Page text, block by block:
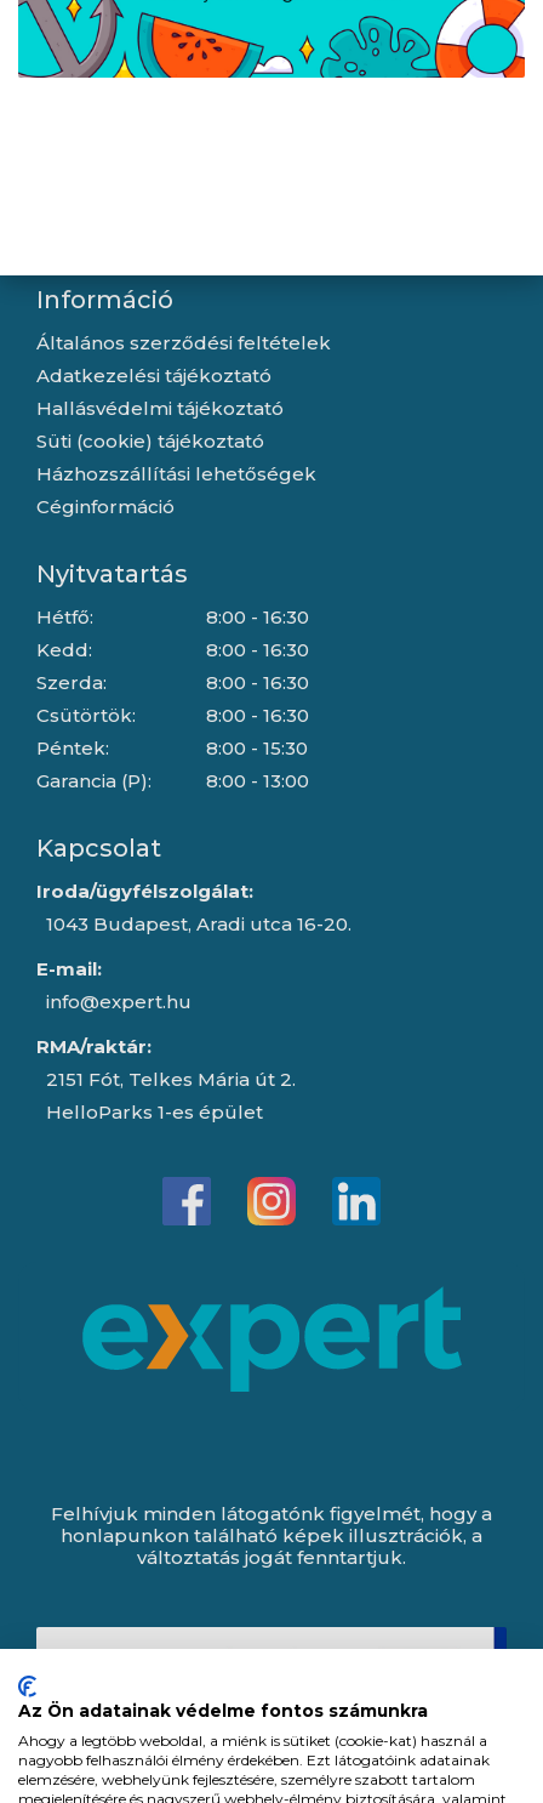
Navigáció
Információ
Általános szerződési feltételek
Adatkezelési tájékoztató
Hallásvédelmi tájékoztató
Süti (cookie) tájékoztató
Házhozszállítási lehetőségek
Céginformáció
Nyitvatartás
Hétfő:
Kedd:
Szerda:
Csütörtök:
Péntek:
Garancia (P):
8:00 - 16:30
8:00 - 16:30
8:00 - 16:30
8:00 - 16:30
8:00 - 15:30
8:00 - 13:00
Kapcsolat
Iroda/ügyfélszolgálat:
1043 Budapest, Aradi utca 16-20.
E-mail:
info@expert.hu
RMA/raktár:
2151 Fót, Telkes Mária út 2.
HelloParks 1-es épület
Felhívjuk minden látogatónk figyelmét, hogy a
honlapunkon található képek illusztrációk, a
változtatás jogát fenntartjuk.
Az Ön adatainak védelme fontos számunkra
Ahogy a legtöbb weboldal, a miénk is sütiket (cookie-kat) használ a
nagyobb felhasználói élmény érdekében. Ezt látogatóink adatainak
elemzésére, webhelyünk fejlesztésére, személyre szabott tartalom
megjelenítésére és nagyszerű webhely-élmény biztosítására, valamint